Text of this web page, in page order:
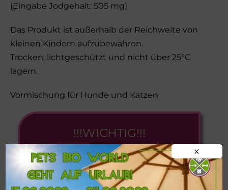
!!!WICHTIG!!!
Postversand vonBARF-
Frostfleisch
(Eingabe Jodgehalt: 505 mg)
Das Produkt ist außerhalb der Reichweite von
kleinen Kindern aufzubewahren.
Trocken, lichtgeschützt und nicht über 25°C
lagern.
Vormischung für Hunde und Katzen
X